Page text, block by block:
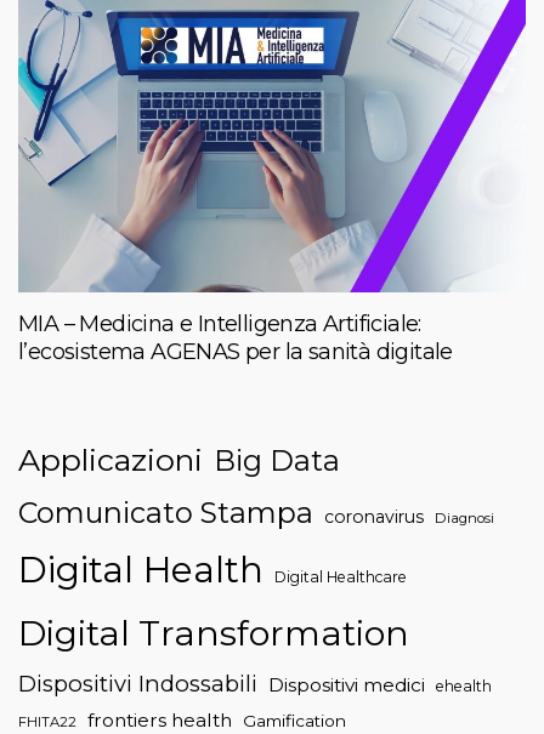
MIA – Medicina e Intelligenza Artificiale:
l’ecosistema AGENAS per la sanità digitale
Applicazioni Big Data
Comunicato Stampa
coronavirus Diagnosi
Digital Health Digital Healthcare
Digital Transformation
Dispositivi Indossabili Dispositivi medici ehealth
FHITA22 frontiers health Gamification